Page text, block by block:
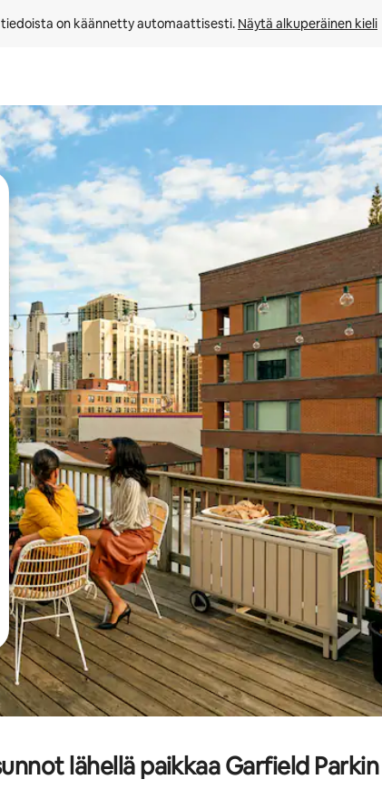
tiedoista on käännetty automaattisesti. Näytä alkuperäinen kieli
tai tutustu koskettamalla tai pyyhkäisemällä.
lähellä paikkaa Garfield